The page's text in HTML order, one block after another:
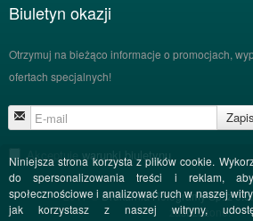
Biuletyn okazji
Otrzymuj na bieżąco informacje o promocjach,
ofertach specjalnych!
Akceptuję warunki biuletynu
2017 © Drukarnia Hologramy Sp. z o.o.
zastrzeżone.
Niniejsza strona korzysta z plików cookie.
do spersonalizowania treści i reklam,
społecznościowe i analizować ruch w naszej
jak korzystasz z naszej witryny,